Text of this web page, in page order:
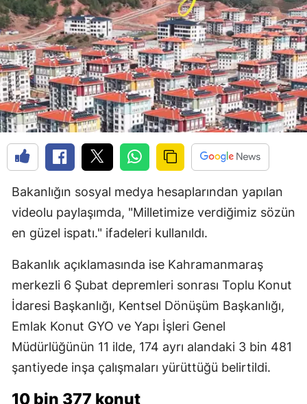
Bakanlığın sosyal medya hesaplarından yapılan
videolu paylaşımda, "Milletimize verdiğimiz sözün
en güzel ispatı." ifadeleri kullanıldı.
Bakanlık açıklamasında ise Kahramanmaraş
merkezli 6 Şubat depremleri sonrası Toplu Konut
İdaresi Başkanlığı, Kentsel Dönüşüm Başkanlığı,
Emlak Konut GYO ve Yapı İşleri Genel
Müdürlüğünün 11 ilde, 174 ayrı alandaki 3 bin 481
şantiyede inşa çalışmaları yürüttüğü belirtildi.
10 bin 377 konut